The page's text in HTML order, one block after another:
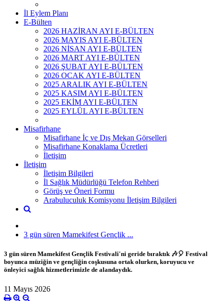
İl Eylem Planı
E-Bülten
2026 HAZİRAN AYI E-BÜLTEN
2026 MAYIS AYI E-BÜLTEN
2026 NİSAN AYI E-BÜLTEN
2026 MART AYI E-BÜLTEN
2026 ŞUBAT AYI E-BÜLTEN
2026 OCAK AYI E-BÜLTEN
2025 ARALIK AYI E-BÜLTEN
2025 KASIM AYI E-BÜLTEN
2025 EKİM AYI E-BÜLTEN
2025 EYLÜL AYI E-BÜLTEN
Misafirhane
Misafirhane İç ve Dış Mekan Görselleri
Misafirhane Konaklama Ücretleri
İletişim
İletişim
İletişim Bilgileri
İl Sağlık Müdürlüğü Telefon Rehberi
Görüş ve Öneri Formu
Arabuluculuk Komisyonu İletişim Bilgileri
3 gün süren Mamekifest Gençlik ...
3 gün süren Mamekifest Gençlik Festivali'ni geride bıraktık 🎶🎈 Festival
boyunca müziğin ve gençliğin coşkusuna ortak olurken, koruyucu ve
önleyici sağlık hizmetlerimizle de alandaydık.
11 Mayıs 2026